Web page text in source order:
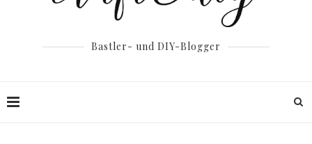
Bastler- und DIY-Blogger